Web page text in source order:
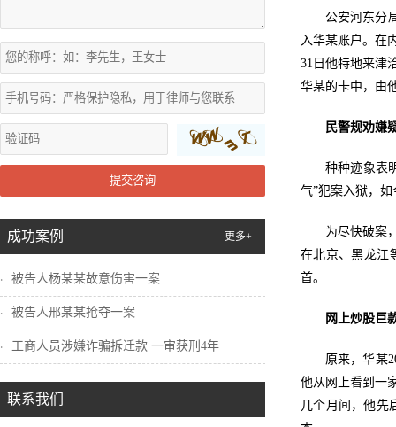
提交咨询
成功案例 更多+
被告人杨某某故意伤害一案
被告人邢某某抢夺一案
工商人员涉嫌诈骗拆迁款 一审获刑4年
联系我们
公安河东分
入华某账户。在
31日他特地来津
华某的卡中，由
民警规劝嫌
种种迹象表
气”犯案入狱，
为尽快破案
在北京、黑龙江
首。
网上炒股巨
原来，华某
他从网上看到一
几个月间，他先